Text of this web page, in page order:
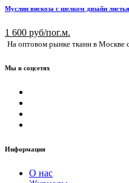
Муслин вискоза с шелком дизайн
1 600 руб/пог.м.
На оптовом рынке ткани в Москве
Мы в соцсетях
Информация
О нас